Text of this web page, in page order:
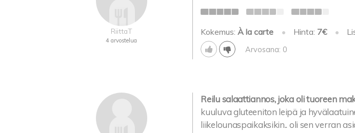
RiittaT
4 arvostelua
Kokemus:À la carte • Hinta: 7€ •
Arvosana: 0
Reilu salaattiannos, joka oli tuoreen
kuuluva gluteeniton leipä ja
liikelounaspaikaksikin.. oli sen verran